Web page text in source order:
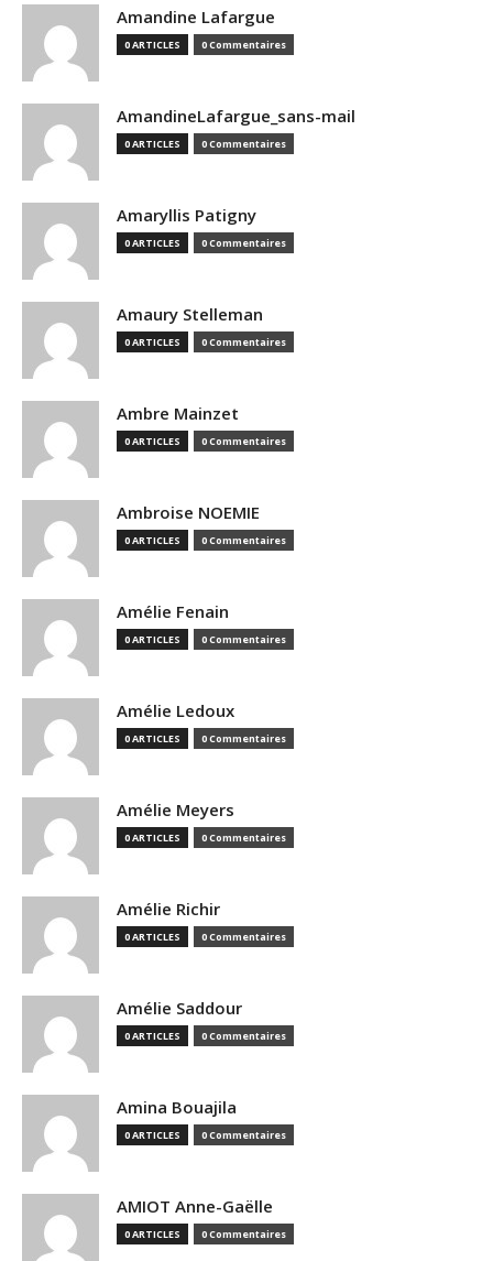
Amandine Lafargue
0 ARTICLES 0 Commentaires
AmandineLafargue_sans-mail
0 ARTICLES 0 Commentaires
Amaryllis Patigny
0 ARTICLES 0 Commentaires
Amaury Stelleman
0 ARTICLES 0 Commentaires
Ambre Mainzet
0 ARTICLES 0 Commentaires
Ambroise NOEMIE
0 ARTICLES 0 Commentaires
Amélie Fenain
0 ARTICLES 0 Commentaires
Amélie Ledoux
0 ARTICLES 0 Commentaires
Amélie Meyers
0 ARTICLES 0 Commentaires
Amélie Richir
0 ARTICLES 0 Commentaires
Amélie Saddour
0 ARTICLES 0 Commentaires
Amina Bouajila
0 ARTICLES 0 Commentaires
AMIOT Anne-Gaëlle
0 ARTICLES 0 Commentaires